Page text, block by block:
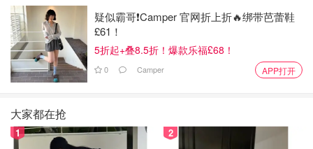
疑似霸哥❗️Camper 官网折上折🔥绑带芭蕾鞋
£61！
5折起+叠8.5折！爆款乐福£68！
0 Camper APP打开
大家都在抢
1 2